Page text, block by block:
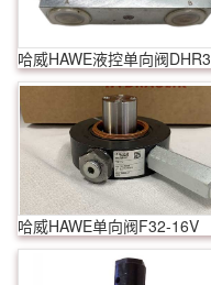
哈威HAWE液控单向阀DHR3
哈威HAWE单向阀F32-16V